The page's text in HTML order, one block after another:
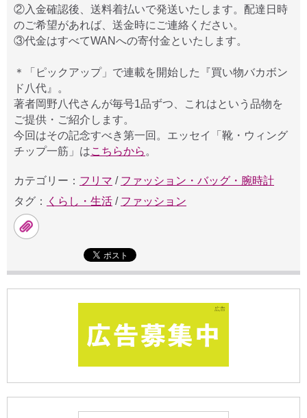
②入金確認後、送料着払いで発送いたします。配達日時
のご希望があれば、送金時にご連絡ください。
③代金はすべてWANへの寄付金といたします。
＊「ピックアップ」で連載を開始した『買い物バカボン
ド八代』。
著者岡野八代さんが毎号1品ずつ、これはという品物を
ご提供・ご紹介します。
今回はその記念すべき第一回。エッセイ「靴・ウィング
チップ一筋」はこちらから 。
カテゴリー： フリマ / ファッション・バッグ・腕時計
タグ：
くらし・生活 / ファッション